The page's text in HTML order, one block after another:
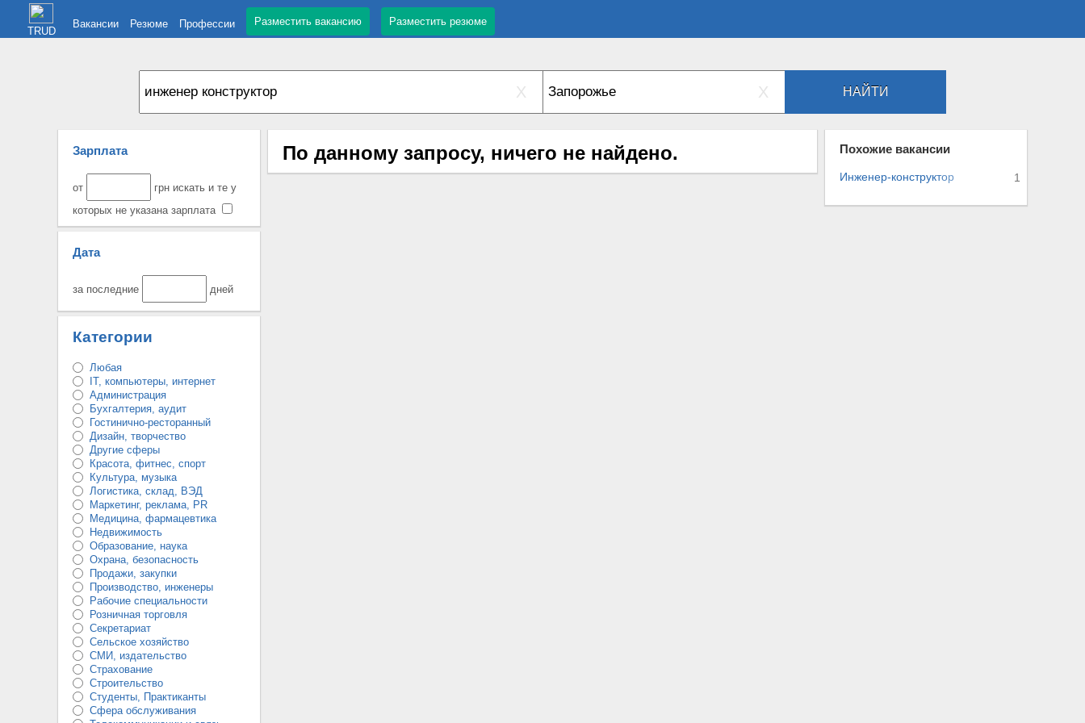
TRUD
Вакансии Резюме Профессии Разместить вакансию Разместить резюме
X X НАЙТИ
Зарплата
от
грн искать и те у
которых не указана зарплата
Дата
за последние дней
Категории
Любая
IT, компьютеры, интернет
Администрация
Бухгалтерия, аудит
Гостинично-ресторанный
Дизайн, творчество
Другие сферы
Красота, фитнес, спорт
Культура, музыка
Логистика, склад, ВЭД
Маркетинг, реклама, PR
Медицина, фармацевтика
Недвижимость
Образование, наука
Охрана, безопасность
Продажи, закупки
Производство, инженеры
Рабочие специальности
Розничная торговля
Секретариат
Сельское хозяйство
СМИ, издательство
Страхование
Строительство
Студенты, Практиканты
Сфера обслуживания
По данному запросу, ничего не найдено. Похожие вакансии
Инженер-конструктор 1